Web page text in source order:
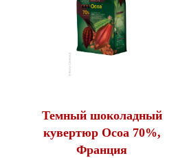
Темный шоколадный
кувертюр Ocoa 70%,
Франция